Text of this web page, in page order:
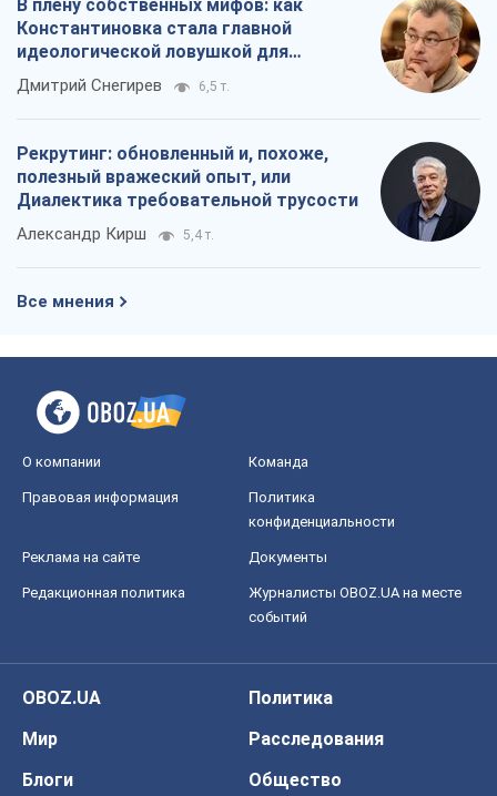
В плену собственных мифов: как
Константиновка стала главной
идеологической ловушкой для
российских оккупантов
Дмитрий Снегирев 6,5 т.
Рекрутинг: обновленный и, похоже,
полезный вражеский опыт, или
Диалектика требовательной трусости
Александр Кирш 5,4 т.
Все мнения
О компании Команда
Правовая информация
Политика
конфиденциальности
Реклама на сайте Документы
Редакционная политика
Журналисты OBOZ.UA на месте
событий
OBOZ.UA
Политика
Мир
Расследования
Блоги
Общество